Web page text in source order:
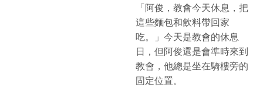
「阿俊，教會今天休息，把
這些麵包和飲料帶回家
吃。」今天是教會的休息
日，但阿俊還是會準時來到
教會，他總是坐在騎樓旁的
固定位置。